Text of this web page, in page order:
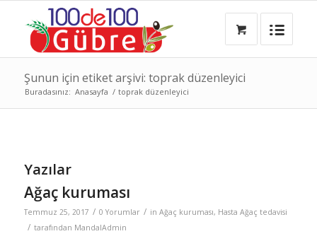
Şunun için etiket arşivi: toprak düzenleyici
Buradasınız: Anasayfa / toprak düzenleyici
Yazılar
Ağaç kuruması
Temmuz 25, 2017 / 0 Yorumlar / in Ağaç kuruması, Hasta Ağaç tedavisi
/ tarafından MandalAdmin